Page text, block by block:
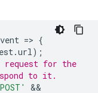
=> {
.url);
request for the
to it.